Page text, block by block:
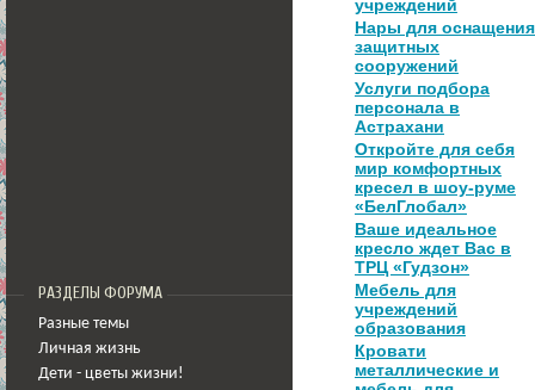
РАЗДЕЛЫ ФОРУМА
Разные темы
Личная жизнь
Дети - цветы жизни!
учреждений
Нары для оснащения
защитных
сооружений
Услуги подбора
персонала в
Астрахани
Откройте для себя
мир комфортных
кресел в шоу-руме
«БелГлобал»
Ваше идеальное
кресло ждет Вас в
ТРЦ «Гудзон»
Мебель для
учреждений
образования
Кровати
металлические и